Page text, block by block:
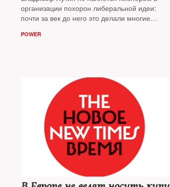
организации похорон либеральной идеи:
почти за век до него это делали многие
до Сталина. Но их идеи и режимы умерли
POWER